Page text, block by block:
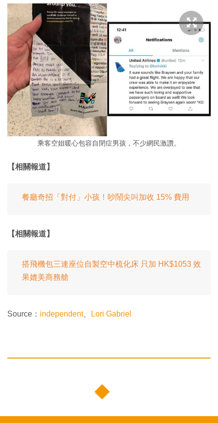
乘客空姐暖心包容自閉症男孩，不少網民激讚。
【相關報道】
餐廳奇招「對付」小孩！吵鬧尖叫加收 15% 費用
【相關報道】
搭飛機包三連座位自製空中梳化床 只加 HK$1053 效
果媲美商務艙
Source： independent、 Lori Gabriel